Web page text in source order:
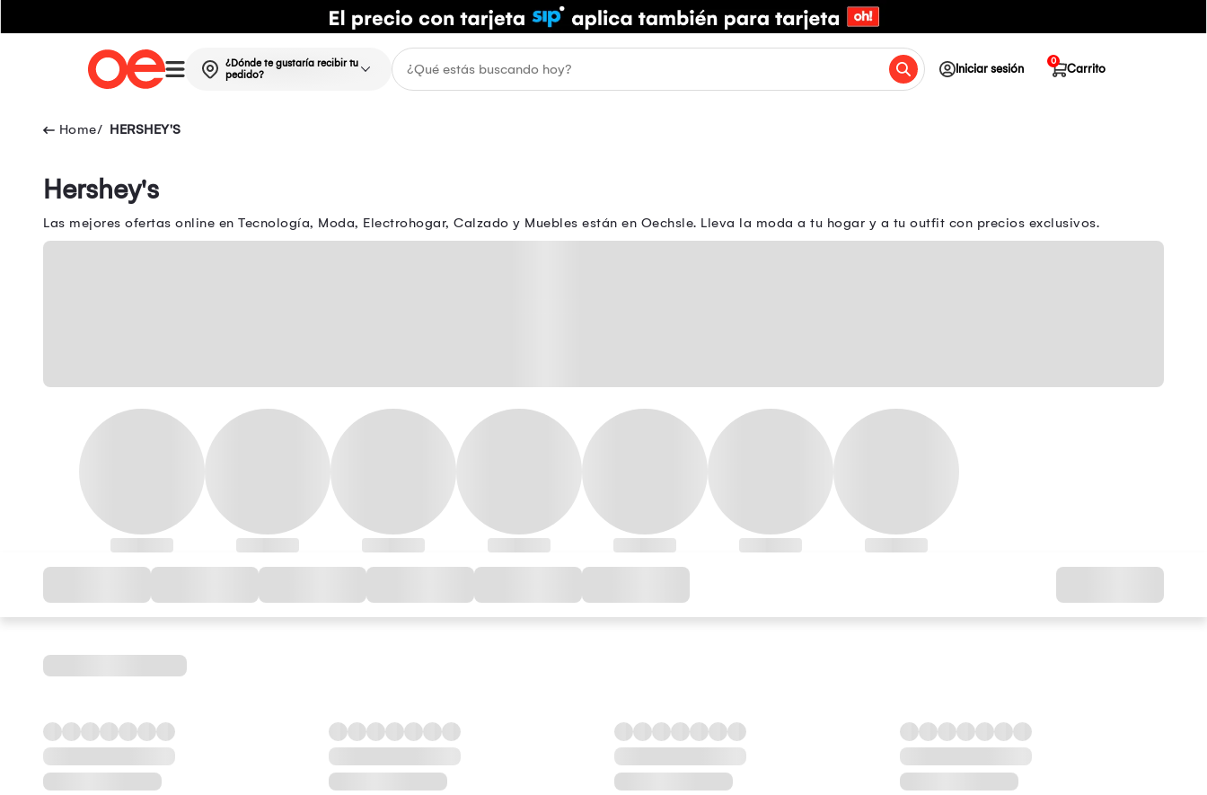
¿Dónde te gustaría recibir tu
pedido?
Iniciar sesión Carrito
0
HERSHEY'S
Hershey's
Las mejores ofertas online en Tecnología, Moda, Electrohogar, Calzado y Muebles están en Oechsle. Lleva la moda a tu hogar y a tu outfit con precios exclusivos.